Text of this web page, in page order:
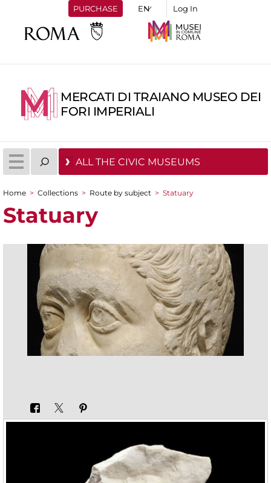
PURCHASE Log In
MERCATI DI TRAIANO MUSEO DEI
FORI IMPERIALI
ALL THE CIVIC MUSEUMS
You are here
Home > Collections > Route by subject > Statuary
Statuary